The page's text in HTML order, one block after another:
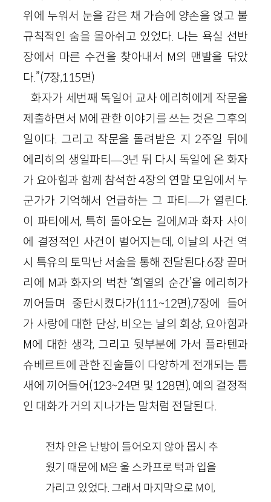
위에 누워서 눈을 감은 채 가슴에 양손을 얹고 불
규칙적인 숨을 몰아쉬고 있었다. 나는 욕실 선반
장에서 마른 수건을 찾아내서 M의 맨발을 닦았
다.”(7장,115면)
화자가 세번째 독일어 교사 에리히에게 작문을
제출하면서 M에 관한 이야기를 쓰는 것은 그후의
일이다. 그리고 작문을 돌려받은 지 2주일 뒤에
에리히의 생일파티―3년 뒤 다시 독일에 온 화자
가 요아힘과 함께 참석한 4장의 연말 모임에서 누
군가가 기억해서 언급하는 그 파티―가 열린다.
이 파티에서, 특히 돌아오는 길에,M과 화자 사이
에 결정적인 사건이 벌어지는데, 이날의 사건 역
시 특유의 토막난 서술을 통해 전달된다.6장 끝머
리에 M과 화자의 벅찬 ‘희열의 순간’을 에리히가
끼어들며 중단시켰다가(111~12면),7장에 들어
가 사랑에 대한 단상, 비오는 날의 회상, 요아힘과
M에 대한 생각, 그리고 뒷부분에 가서 플라텐과
슈베르트에 관한 진술들이 다양하게 전개되는 틈
새에 끼어들어(123~24면 및 128면), 예의 결정적
인 대화가 거의 지나가는 말처럼 전달된다.
전차 안은 난방이 들어오지 않아 몹시 추
웠기 때문에 M은 울 스카프로 턱과 입을
가리고 있었다. 그래서 마지막으로 M이,